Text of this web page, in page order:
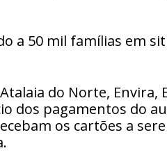
a 50 mil famílias em
do Norte, Envira,
dos pagamentos do
os cartões a